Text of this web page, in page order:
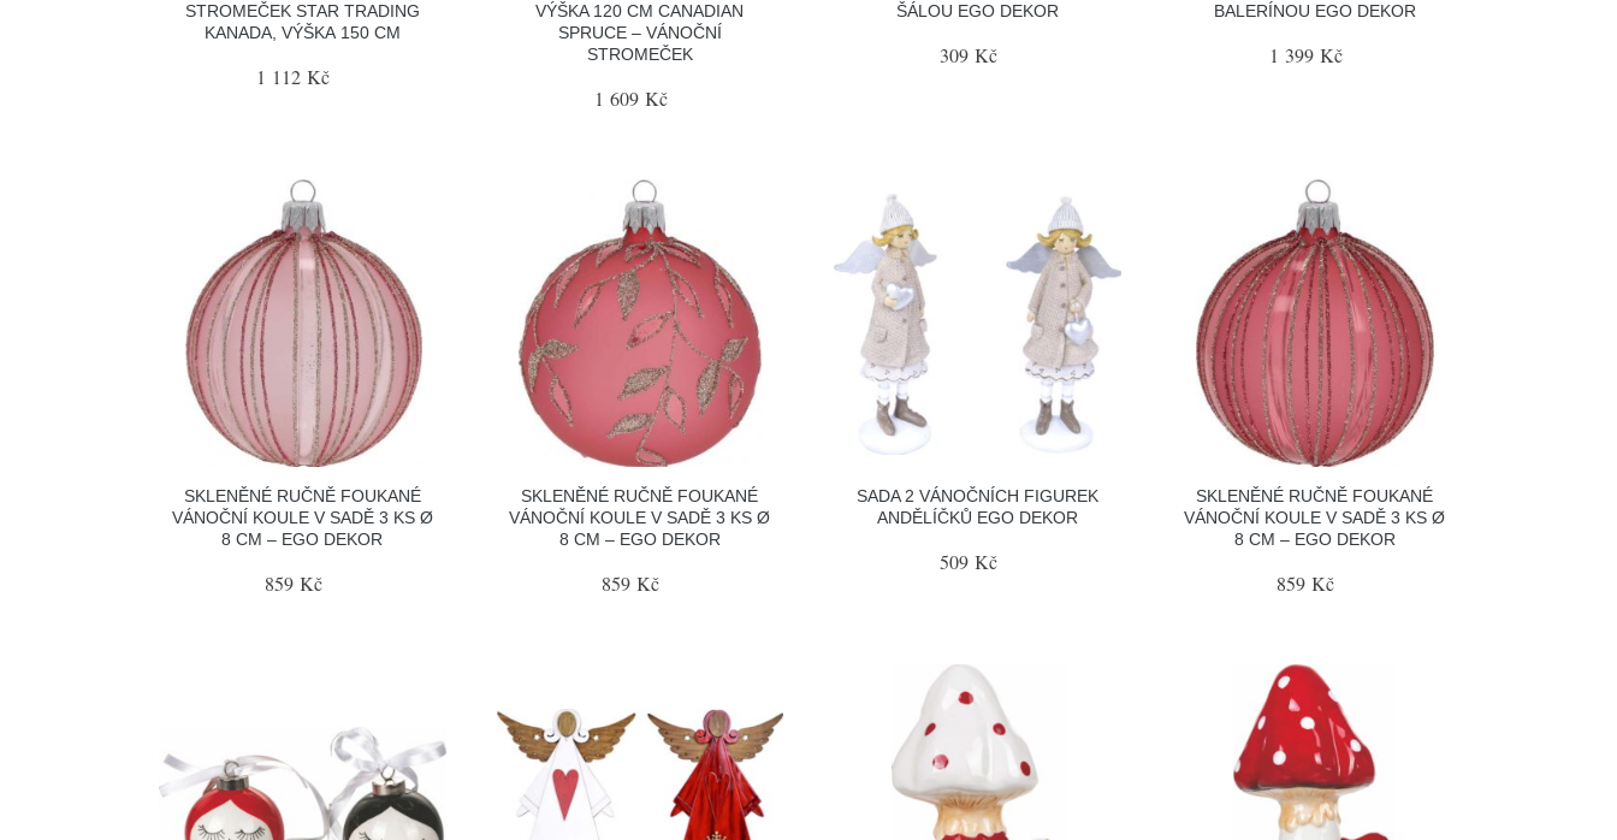
STROMEČEK STAR TRADING
KANADA, VÝŠKA 150 CM
1 112 Kč
VÝŠKA 120 CM CANADIAN
SPRUCE – VÁNOČNÍ
STROMEČEK
1 609 Kč
ŠÁLOU EGO DEKOR
309 Kč
BALERÍNOU EGO DEKOR
1 399 Kč
SKLENĚNÉ RUČNĚ FOUKANÉ
VÁNOČNÍ KOULE V SADĚ 3 KS Ø
8 CM – EGO DEKOR
859 Kč
SKLENĚNÉ RUČNĚ FOUKANÉ
VÁNOČNÍ KOULE V SADĚ 3 KS Ø
8 CM – EGO DEKOR
859 Kč
SADA 2 VÁNOČNÍCH FIGUREK
ANDĚLÍČKŮ EGO DEKOR
509 Kč
SKLENĚNÉ RUČNĚ FOUKANÉ
VÁNOČNÍ KOULE V SADĚ 3 KS Ø
8 CM – EGO DEKOR
859 Kč